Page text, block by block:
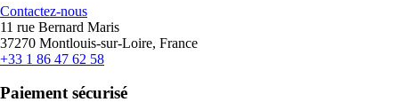
Contactez-nous
11 rue Bernard Maris
37270 Montlouis-sur-Loire, France
+33 1 86 47 62 58
Paiement sécurisé